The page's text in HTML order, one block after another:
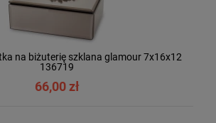
na biżuterię szklana glamour 7x16x12
136719
66,00 zł